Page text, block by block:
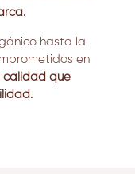
hasta la
en
calidad que